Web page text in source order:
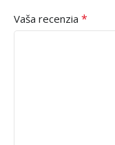
Vaša recenzia *